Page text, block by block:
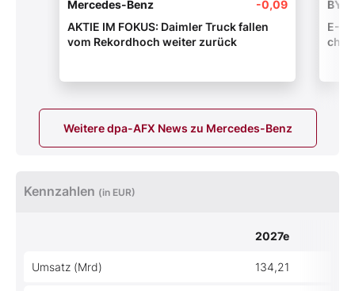
Mercedes-Benz
-0,09
AKTIE IM FOKUS: Daimler Truck fallen
vom Rekordhoch weiter zurück
BYD
E-
Weitere dpa-AFX News zu Mercedes-Benz
Kennzahlen (in EUR)
2027e
Umsatz (Mrd) 134,21